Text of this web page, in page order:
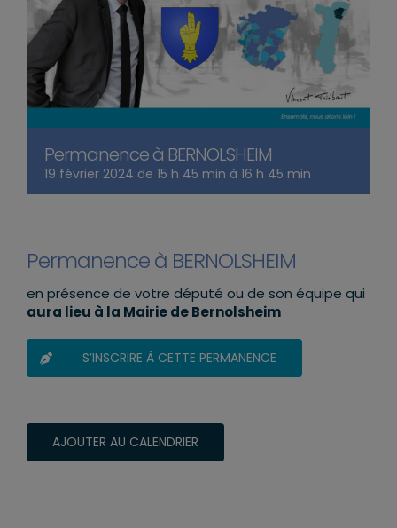
Permanence à BERNOLSHEIM
19 février 2024 de 15 h 45 min à 16 h 45 min
Permanence à BERNOLSHEIM
en présence de votre député ou de son équipe qui
aura lieu à la Mairie de Bernolsheim
S’INSCRIRE À CETTE PERMANENCE
AJOUTER AU CALENDRIER